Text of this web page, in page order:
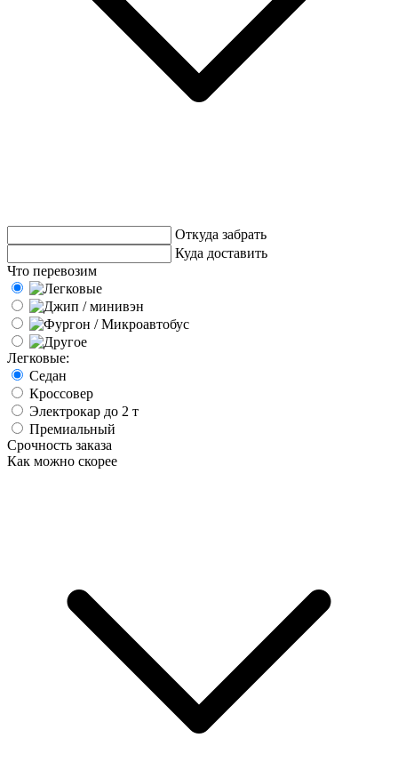
Откуда забрать
Куда доставить
Что перевозим
Легковые:
Седан
Кроссовер
Электрокар до 2 т
Премиальный
Срочность заказа
Как можно скорее